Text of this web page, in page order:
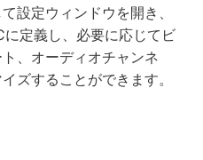
設定ウィンドウを開き、
定義し、必要に応じてビ
、オーディオチャンネ
ズすることができます。